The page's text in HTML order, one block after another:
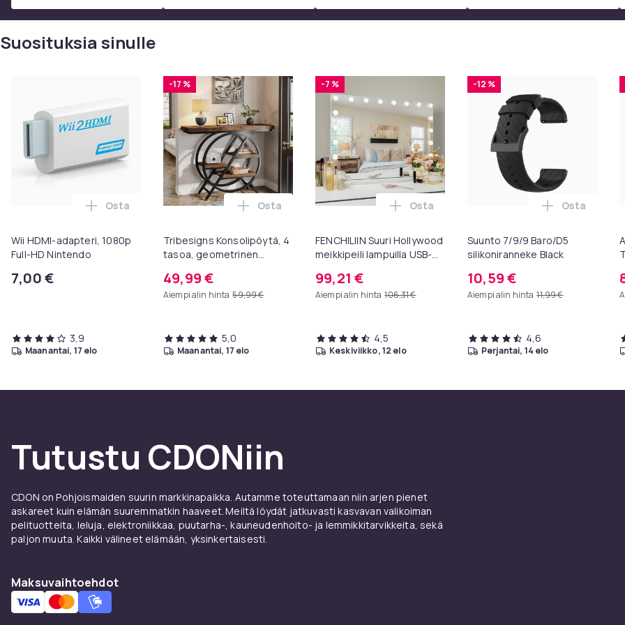
Suosituksia sinulle
Wii HDMI-adapteri, 1080p
Full-HD Nintendo
7,00 €
Lisää Wii HDMI-adapteri, 1080p Full-HD Nintendo ostoskoriin
Osta
3,9
maanantai, 17 elo
-17 %
Tribesigns Konsolipöytä, 4
tasoa, geometrinen
cm, eteispöytä, sivupöytä,
sohvapöytä
49,99 €
Aiempi alin hinta 59,99 €
Lisää Tribesigns Konsolipöytä, 4 tasoa, geometrinen metallirunko, 100
Osta
5,0
maanantai, 17 elo
-7 %
FENCHILIIN Suuri Hollywood
meikkipeili lampuilla USB-
valkoinen 80 x 58 cm
99,21 €
Aiempi alin hinta 106,31 €
Lisää FENCHILIIN Suuri Hollywood
Osta
4,5
keskiviikko, 12 elo
-12 %
Suunto 7/9/9 Baro/D5
silikoniranneke Black
10,59 €
Aiempi alin hinta 11,99 €
Lisää
Osta
4,6
perjantai, 14 elo
Tutustu CDONiin
CDON on Pohjoismaiden suurin markkinapaikka. Autamme toteuttamaan niin arjen pienet
askareet kuin elämän suuremmatkin haaveet. Meiltä löydät jatkuvasti kasvavan valikoiman
pelituotteita, leluja, elektroniikkaa, puutarha-, kauneudenhoito- ja lemmikkitarvikkeita, sekä
paljon muuta. Kaikki välineet elämään, yksinkertaisesti.
Maksuvaihtoehdot